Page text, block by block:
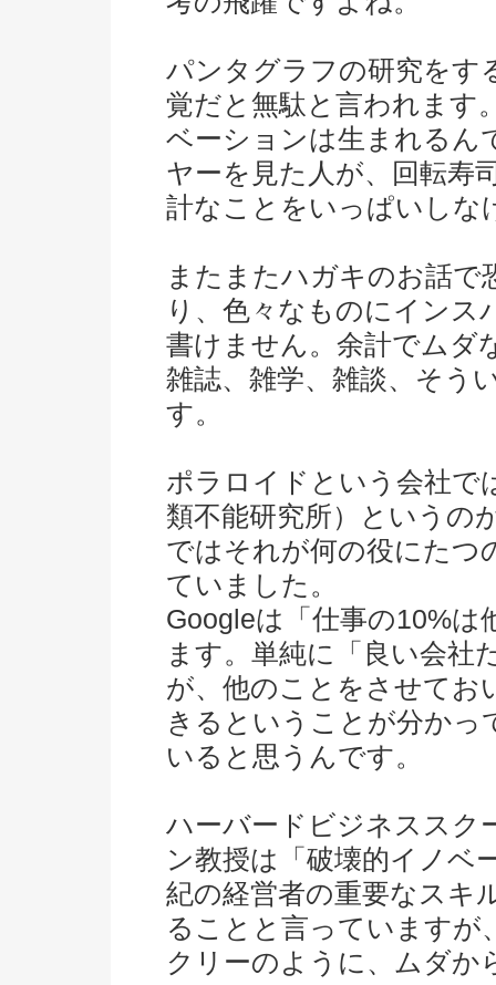
パンタグラフの研究をす
覚だと無駄と言われます
ベーションは生まれるん
ヤーを見た人が、回転寿
計なことをいっぱいしな
またまたハガキのお話で
り、色々なものにイン
書けません。余計でムダ
雑誌、雑学、雑談、そう
す。
ポラロイドという会社で
類不能研究所）というの
ではそれが何の役にたつ
ていました。
Googleは「仕事の10%
ます。単純に「良い会社
が、他のことをさせてお
きるということが分かっ
いると思うんです。
ハーバードビジネススク
ン教授は「破壊的イノベ
紀の経営者の重要なスキ
ることと言っていますが
クリーのように、ムダか